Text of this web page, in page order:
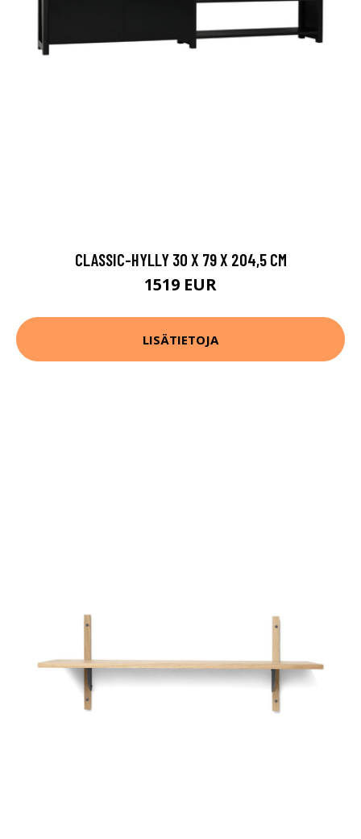
CLASSIC-HYLLY 30 X 79 X 204,5 CM
1519 EUR
LISÄTIETOJA